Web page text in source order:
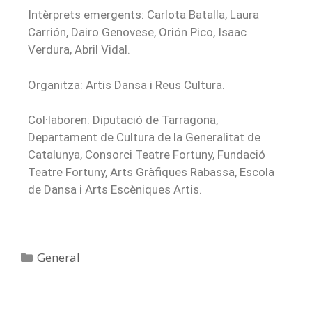
Intèrprets emergents: Carlota Batalla, Laura
Carrión, Dairo Genovese, Orión Pico, Isaac
Verdura, Abril Vidal.
Organitza: Artis Dansa i Reus Cultura.
Col·laboren: Diputació de Tarragona,
Departament de Cultura de la Generalitat de
Catalunya, Consorci Teatre Fortuny, Fundació
Teatre Fortuny, Arts Gràfiques Rabassa, Escola
de Dansa i Arts Escèniques Artis.
General